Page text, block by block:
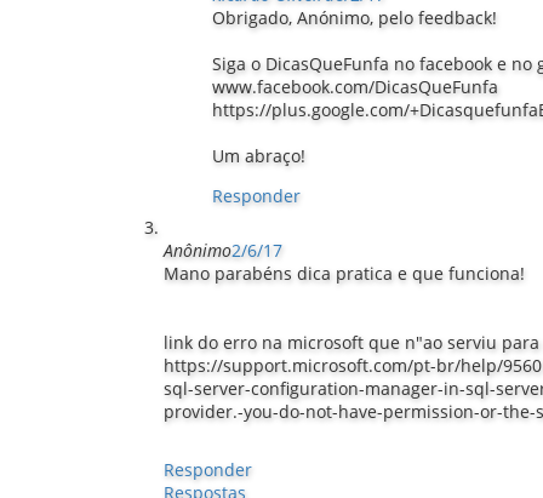
Obrigado, Anónimo, pelo feedback!
Siga o DicasQueFunfa no facebook e no
www.facebook.com/DicasQueFunfa
https://plus.google.com/
Um abraço!
Responder
Anônimo2/6/17
Mano parabéns dica pratica e que funciona!
link do erro na microsoft que n"ao serviu
https://support.microsoft.com/pt-br/help/
sql-server-configuration-manager-in-sql-
provider.-you-do-not-have-permission-or-
Responder
Respostas